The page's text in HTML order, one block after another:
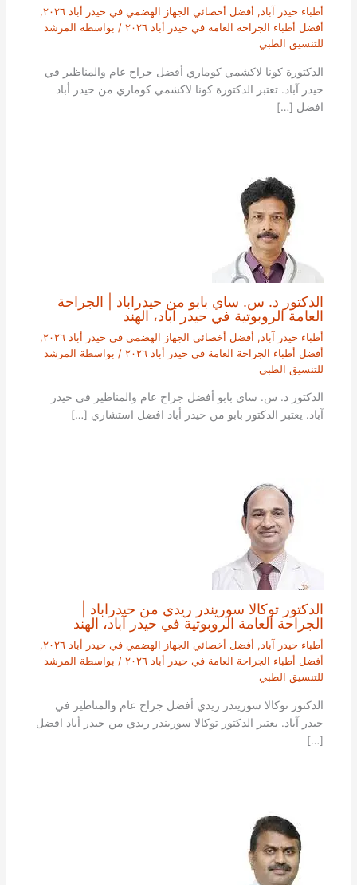
أطباء حيدر آباد, أفضل أخصائي الجهاز الهضمي في حيدر أباد ٢٠٢٦
,
أفضل أطباء الجراحة العامة في حيدر أباد ٢٠٢٦
/ بواسطة المرشد
للتنسيق الطبي
الدكتورة كونا لاكشمي كوماري أفضل جراح عام والمناظير في
حيدر آباد. تعتبر الدكتورة كونا لاكشمي كوماري من حيدر أباد
افضل […]
الدكتور د. س. ساي بابو من حيدراباد | الجراحة
العامة الروبوتية في حيدر آباد، الهند
أطباء حيدر آباد , أفضل أخصائي الجهاز الهضمي في حيدر أباد ٢٠٢٦
,
أفضل أطباء الجراحة العامة في حيدر أباد ٢٠٢٦
/ بواسطة المرشد
للتنسيق الطبي
الدكتور د. س. ساي بابو أفضل جراح عام والمناظير في حيدر
آباد. يعتبر الدكتور بابو من حيدر أباد افضل استشاري […]
الدكتور توكالا سوريندر ريدي من حيدراباد |
الجراحة العامة الروبوتية في حيدر آباد، الهند
أطباء حيدر آباد, أفضل أخصائي الجهاز الهضمي في حيدر أباد ٢٠٢٦
,
أفضل أطباء الجراحة العامة في حيدر أباد ٢٠٢٦
/ بواسطة المرشد
للتنسيق الطبي
الدكتور توكالا سوريندر ريدي أفضل جراح عام والمناظير في
حيدر آباد. يعتبر الدكتور توكالا سوريندر ريدي من حيدر أباد افضل
[…]